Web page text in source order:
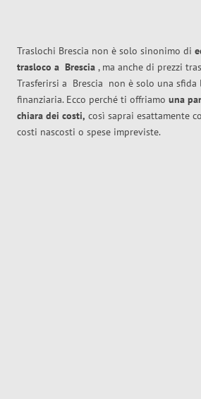
Traslochi Brescia non è solo sinonimo di
trasloco a Brescia , ma anche di prezzi
Trasferirsi a Brescia non è solo una sfida
finanziaria. Ecco perché ti offriamo una
chiara dei costi, così saprai esattamente
costi nascosti o spese impreviste.